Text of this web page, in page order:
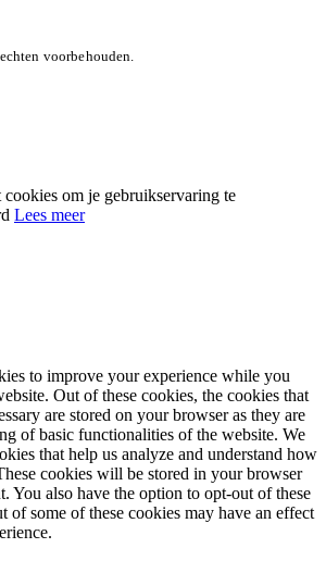
voorbehouden.
om je gebruikservaring te
Lees meer
to improve your experience while you
Out of these cookies, the cookies that
are stored on your browser as they are
of basic functionalities of the website. We
that help us analyze and understand how
cookies will be stored in your browser
You also have the option to opt-out of these
of some of these cookies may have an effect